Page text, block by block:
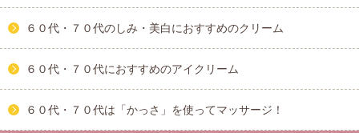
６０代・７０代のしみ・美白におすすめのクリーム
６０代・７０代におすすめのアイクリーム
６０代・７０代は「かっさ」を使ってマッサージ！